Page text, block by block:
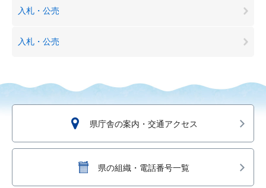
入札・公売
入札・公売
県庁舎の案内・交通アクセス
県の組織・電話番号一覧